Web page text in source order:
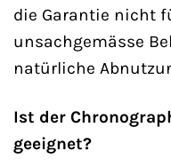
die Garantie nicht
unsachgemässe
natürliche
Ist der
geeignet?